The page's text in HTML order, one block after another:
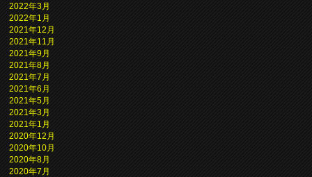
2022年3月
2022年1月
2021年12月
2021年11月
2021年9月
2021年8月
2021年7月
2021年6月
2021年5月
2021年3月
2021年1月
2020年12月
2020年10月
2020年8月
2020年7月